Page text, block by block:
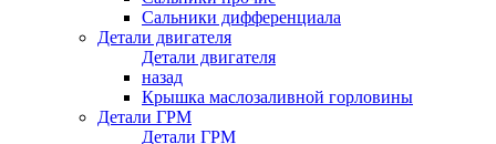
Сальники дифференциала
Детали двигателя
Детали двигателя
назад
Крышка маслозаливной горловины
Детали ГРМ
Детали ГРМ